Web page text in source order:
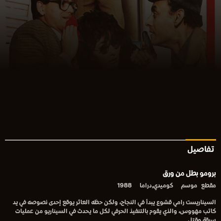
تفاصيل
برومو بطل من ورق
مقطع موسم كوميدي,دراما 1988
السيناريست رامي قشوع يبدأ في النجاح، ولكن حظه العاثر يوقع إحدى نصوصه في يد
كاتب مهووس، والذي يقوم بالتنفيذ الحرفي لكل ما يحدث في السيناريو من عمليات